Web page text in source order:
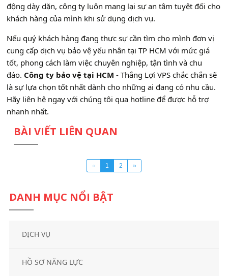
động dày dặn, công ty luôn mang lại sự an tâm tuyệt đối cho
khách hàng của mình khi sử dụng dịch vụ.
Nếu quý khách hàng đang thực sự cần tìm cho mình đơn vị
cung cấp dịch vụ bảo vệ yếu nhân tại TP HCM với mức giá
tốt, phong cách làm việc chuyên nghiệp, tận tình và chu
đáo. Công ty bảo vệ tại HCM - Thắng Lợi VPS chắc chắn sẽ
là sự lựa chọn tốt nhất dành cho những ai đang có nhu cầu.
Hãy liên hệ ngay với chúng tôi qua hotline để được hỗ trợ
nhanh nhất.
BÀI VIẾT LIÊN QUAN
« 1 2 »
DANH MỤC NỔI BẬT
DỊCH VỤ
HỒ SƠ NĂNG LỰC